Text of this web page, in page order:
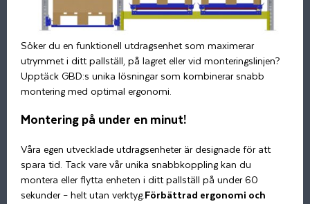
Söker du en funktionell utdragsenhet som maximerar
utrymmet i ditt pallställ, på lagret eller vid monteringslinjen?
Upptäck GBD:s unika lösningar som kombinerar snabb
montering med optimal ergonomi.
Montering på under en minut!
Våra egen utvecklade utdragsenheter är designade för att
spara tid. Tack vare vår unika snabbkoppling kan du
montera eller flytta enheten i ditt pallställ på under 60
sekunder – helt utan verktyg.Förbättrad ergonomi och